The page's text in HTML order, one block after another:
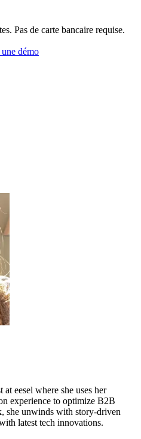
Pas de carte bancaire requise.
démo
eesel where she uses her
experience to optimize B2B
she unwinds with story-driven
latest tech innovations.